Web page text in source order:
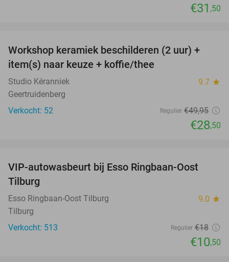
€31 ,50
43%
Workshop keramiek beschilderen (2 uur) +
item(s) naar keuze + koffie/thee
Studio Kéranniek 9.7 star
Geertruidenberg
Verkocht: 52
Regulier €49,95
€28,50
42%
VIP-autowasbeurt bij Esso Ringbaan-Oost
Tilburg
Esso Ringbaan-Oost Tilburg 9.0 star
Tilburg
Verkocht: 513
Regulier €18
€10,50